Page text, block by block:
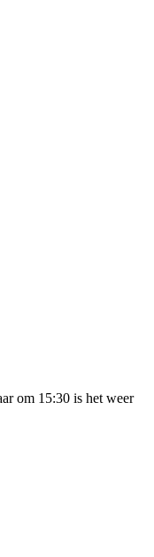
om 15:30 is het weer